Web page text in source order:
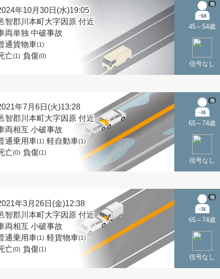
年10月30日(水)19:05
智郡川本町大字因原 付近
両単独 中破事故
通貨物車(1)
亡(1) 負傷(0)
45～54歳
他
信号なし
年7月6日(火)13:28
智郡川本町大字因原 付近
両相互 小破事故
通乗用車(1) 軽自動車(1)
亡(0) 負傷(1)
65～74歳
他
信号なし
年3月26日(金)12:38
智郡川本町大字因原 付近
両相互 小破事故
通乗用車(1) 軽貨物車(1)
亡(0) 負傷(1)
65～74歳
他
信号なし